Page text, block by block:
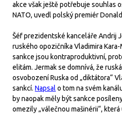
akce však ještě potřebuje souhlas
NATO, uvedl polský premiér
Šéf prezidentské kanceláře Andrij
ruského opozičníka Vladimira
sankce jsou kontraproduktivní,
elitám. Jermak se domnívá, že
osvobození Ruska od „diktátora“
sankcí. Napsal o tom na svém
by naopak měly být sankce
omezily „válečnou mašinérii“,